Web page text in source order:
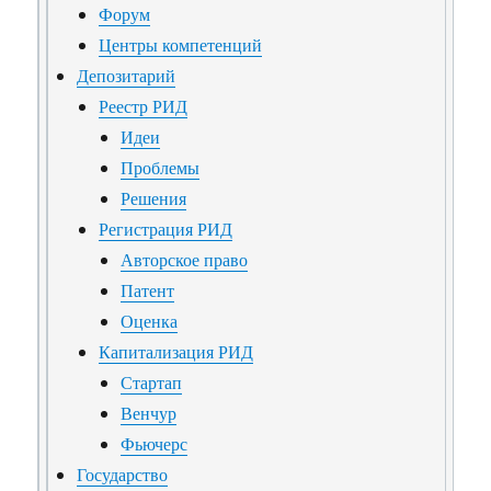
Форум
Центры компетенций
Депозитарий
Реестр РИД
Идеи
Проблемы
Решения
Регистрация РИД
Авторское право
Патент
Оценка
Капитализация РИД
Стартап
Венчур
Фьючерс
Государство